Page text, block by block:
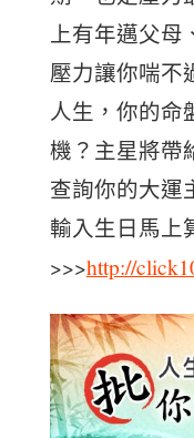
上有年邁父母
壓力讓你喘不
人生，你的命
機？主星將帶
查詢你的大運
輸入生日馬上
>>>http://